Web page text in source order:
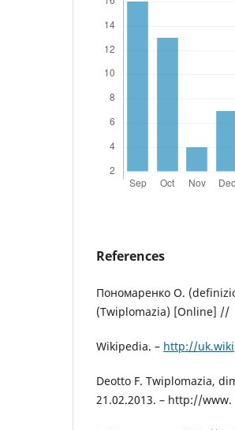
References
Пономаренко О.
(Twiplomazia) [Online] //
Wikipedia. – http://
Deotto F. Twiplomazia,
21.02.2013. – http://www.